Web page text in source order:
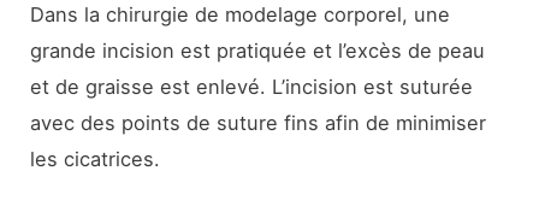
Dans la chirurgie de modelage corporel, une
grande incision est pratiquée et l’excès de peau
et de graisse est enlevé. L’incision est suturée
avec des points de suture fins afin de minimiser
les cicatrices.